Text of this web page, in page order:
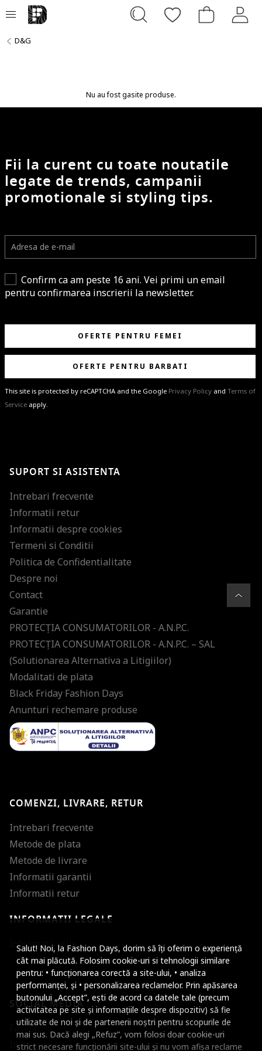
Salut! Noi, la Fashion Days, dorim să îți oferim o experiență
cât mai plăcută. Folosim cookie-uri si tehnologii similare
pentru: • funcționarea corectă a site-ului, • analiza
performanței, și • personalizarea reclamelor. Prin apăsarea
butonului „Accept”, ești de acord ca datele tale (precum
activitatea pe site și informațiile despre dispozitiv) să fie
utilizate de noi și de partenerii noștri pentru scopurile de
mai sus. Dacă alegi „Refuz”, vom folosi doar cookie-uri
strict necesare funcționării site-ului și nu vom afișa reclame
D&G
Nu au fost gasite produse.
Fii la curent cu toate noutatile
legate de trends, campanii
promotionale si styling tips.
Confirm ca am peste 16 ani. Vei primi un email
pentru confirmarea inscrierii la newsletter.
OFERTE PENTRU FEMEI
OFERTE PENTRU BARBATI
This site is protected by reCAPTCHA and the Google Privacy Policy and Terms of
Service apply.
ultimele tendinte in moda!
SUPORT SI ASISTENTA
Intrebari frecvente
Informatii retur
Informatii despre cookies
Termeni si Conditii
Politica de Confidentialitate
Despre noi
Contact
Garantie
PROTECŢIA CONSUMATORILOR - A.N.P.C.
PROTECŢIA CONSUMATORILOR - A.N.P.C. – SAL
(Solutionarea Alternativa a Litigiilor)
Modalitati de plata
Black Friday Fashion Days
Anunturi rechemare produse
COMENZI, LIVRARE, RETUR
Intrebari frecvente
Metode de plata
Metode de livrare
Informatii garantii
Informatii retur
INFORMATII LEGALE
Informatii utile
SOCIAL MEDIA
Facebook
Instagram
Micsoreaza
Mareste spatierea
Micsoreaza
Mareste inaltimea